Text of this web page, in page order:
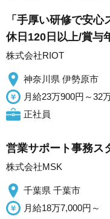
「手厚い研修で安
休日120日以上/賞与
株式会社RIOT
神奈川県 伊勢原市
月給23万900円～32
正社員
営業サポート事務ス
株式会社MSK
千葉県 千葉市
月給18万7,000円～